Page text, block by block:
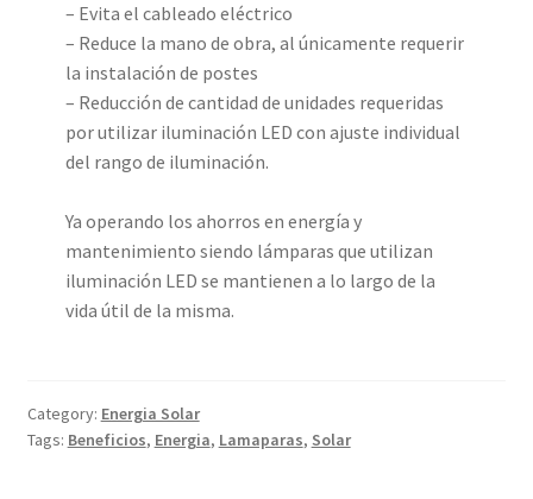
– Evita el cableado eléctrico
– Reduce la mano de obra, al únicamente requerir
la instalación de postes
– Reducción de cantidad de unidades requeridas
por utilizar iluminación LED con ajuste individual
del rango de iluminación.
Ya operando los ahorros en energía y
mantenimiento siendo lámparas que utilizan
iluminación LED se mantienen a lo largo de la
vida útil de la misma.
Category: Energia Solar
Tags: Beneficios, Energia, Lamaparas, Solar